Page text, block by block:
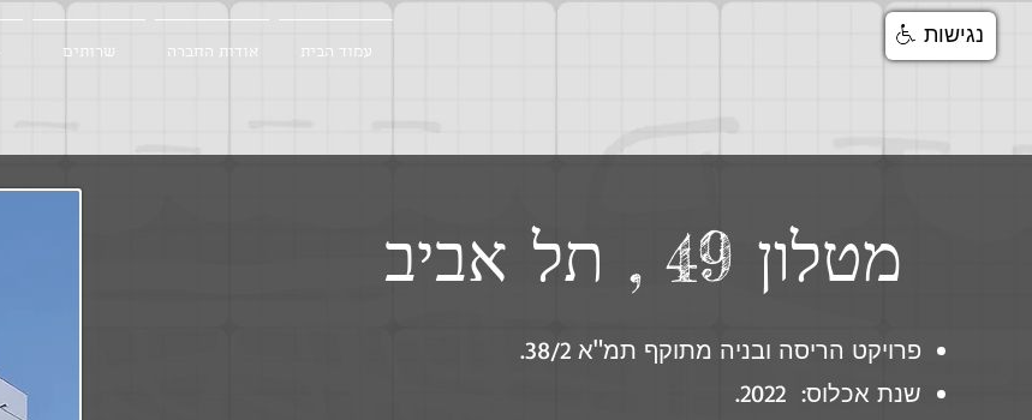
עמוד הבית אודות החברה שרותים
מטלון 49 , תל אביב
פרויקט הריסה ובניה מתוקף תמ"א 38/2.
שנת אכלוס: 2022.
נגישות